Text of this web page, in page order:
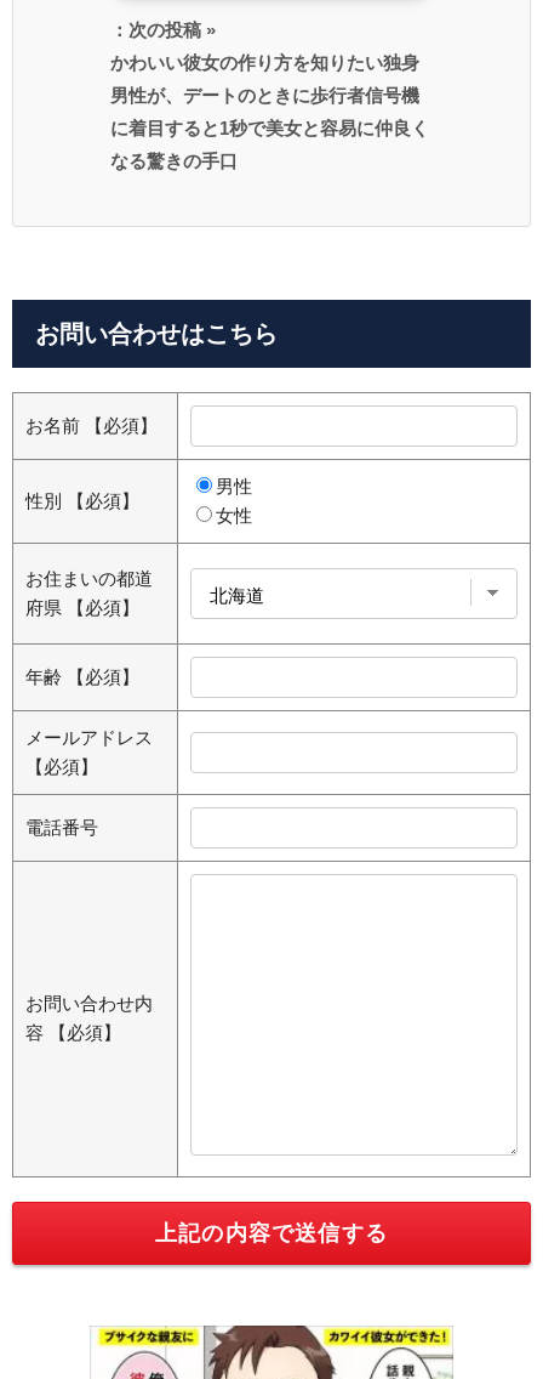
：次の投稿 »
かわいい彼女の作り方を知りたい独身
男性が、デートのときに歩行者信号機
に着目すると1秒で美女と容易に仲良く
なる驚きの手口
お問い合わせはこちら
お名前 【必須】
性別 【必須】
男性
女性
お住まいの都道
府県
【必須】
年齢 【必須】
メールアドレス
【必須】
電話番号
お問い合わせ内
容
【必須】